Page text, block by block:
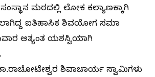
ಮಠದಲ್ಲಿ ಲೋಕ ಕಲ್ಯಾಣಕ್ಕಾಗಿ
ಐತಿಹಾಸಿಕ ಶಿವಯೋಗ ಸಮಾ
ಅತ್ಯಂತ ಯಶಸ್ವಿಯಾಗಿ
ಶಿವಾಚಾರ್ಯ ಸ್ವಾಮಿಗಳು